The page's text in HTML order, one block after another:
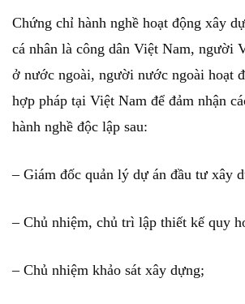
Chứng chỉ hành nghề hoạt động xây
cá nhân là công dân Việt Nam, người
ở nước ngoài, người nước ngoài hoạt
hợp pháp tại Việt Nam để đảm nhận
hành nghề độc lập sau:
– Giám đốc quản lý dự án đầu tư xây
– Chủ nhiệm, chủ trì lập thiết kế quy
– Chủ nhiệm khảo sát xây dựng;